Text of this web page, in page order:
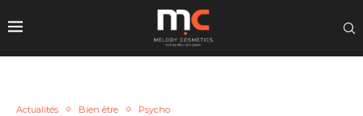
Actualités Bien être Psycho